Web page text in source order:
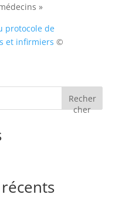
»
protocole de
et infirmiers ©
Recher
cher